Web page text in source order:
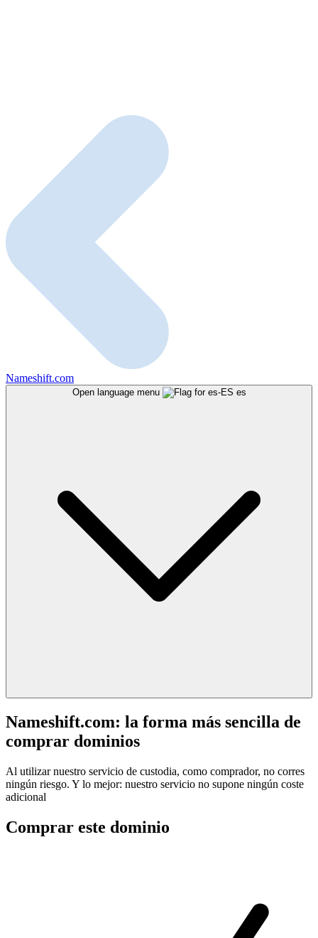
Nameshift.com
Open language menu es
Nameshift.com: la forma más sencilla de
comprar dominios
Al utilizar nuestro servicio de custodia, como comprador, no corres
ningún riesgo. Y lo mejor: nuestro servicio no supone ningún coste
adicional
Comprar este dominio